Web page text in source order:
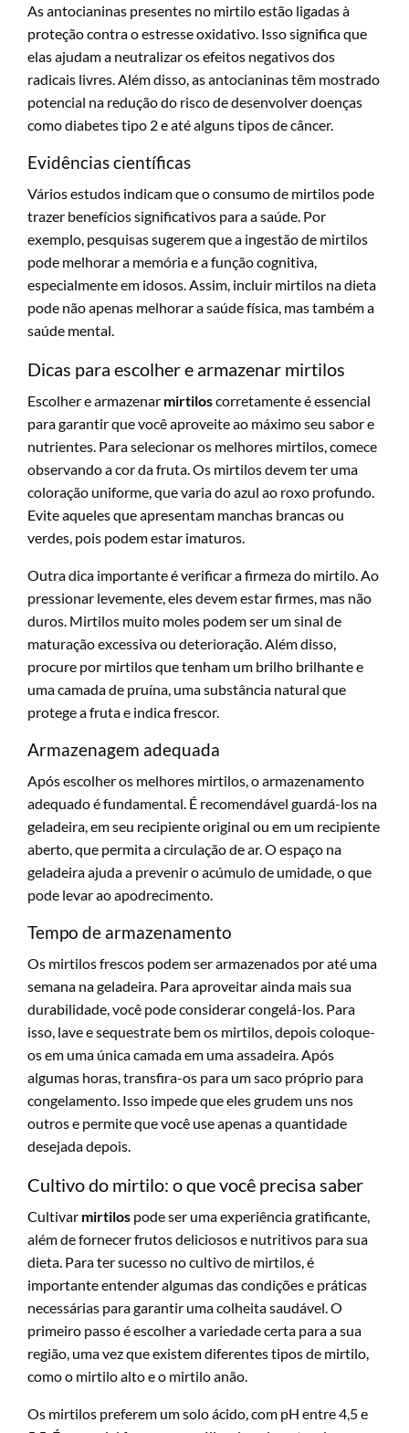
As antocianinas presentes no mirtilo estão ligadas à
proteção contra o estresse oxidativo. Isso significa que
elas ajudam a neutralizar os efeitos negativos dos
radicais livres. Além disso, as antocianinas têm mostrado
potencial na redução do risco de desenvolver doenças
como diabetes tipo 2 e até alguns tipos de câncer.
Evidências científicas
Vários estudos indicam que o consumo de mirtilos pode
trazer benefícios significativos para a saúde. Por
exemplo, pesquisas sugerem que a ingestão de mirtilos
pode melhorar a memória e a função cognitiva,
especialmente em idosos. Assim, incluir mirtilos na dieta
pode não apenas melhorar a saúde física, mas também a
saúde mental.
Dicas para escolher e armazenar mirtilos
Escolher e armazenar mirtiloscorretamente é essencial
para garantir que você aproveite ao máximo seu sabor e
nutrientes. Para selecionar os melhores mirtilos, comece
observando a cor da fruta. Os mirtilos devem ter uma
coloração uniforme, que varia do azul ao roxo profundo.
Evite aqueles que apresentam manchas brancas ou
verdes, pois podem estar imaturos.
Outra dica importante é verificar a firmeza do mirtilo. Ao
pressionar levemente, eles devem estar firmes, mas não
duros. Mirtilos muito moles podem ser um sinal de
maturação excessiva ou deterioração. Além disso,
procure por mirtilos que tenham um brilho brilhante e
uma camada de pruína, uma substância natural que
protege a fruta e indica frescor.
Armazenagem adequada
Após escolher os melhores mirtilos, o armazenamento
adequado é fundamental. É recomendável guardá-los na
geladeira, em seu recipiente original ou em um recipiente
aberto, que permita a circulação de ar. O espaço na
geladeira ajuda a prevenir o acúmulo de umidade, o que
pode levar ao apodrecimento.
Tempo de armazenamento
Os mirtilos frescos podem ser armazenados por até uma
semana na geladeira. Para aproveitar ainda mais sua
durabilidade, você pode considerar congelá-los. Para
isso, lave e sequestrate bem os mirtilos, depois coloque-
os em uma única camada em uma assadeira. Após
algumas horas, transfira-os para um saco próprio para
congelamento. Isso impede que eles grudem uns nos
outros e permite que você use apenas a quantidade
desejada depois.
Cultivo do mirtilo: o que você precisa saber
Cultivar mirtilos pode ser uma experiência gratificante,
além de fornecer frutos deliciosos e nutritivos para sua
dieta. Para ter sucesso no cultivo de mirtilos, é
importante entender algumas das condições e práticas
necessárias para garantir uma colheita saudável. O
primeiro passo é escolher a variedade certa para a sua
região, uma vez que existem diferentes tipos de mirtilo,
como o mirtilo alto e o mirtilo anão.
Os mirtilos preferem um solo ácido, com pH entre 4,5 e